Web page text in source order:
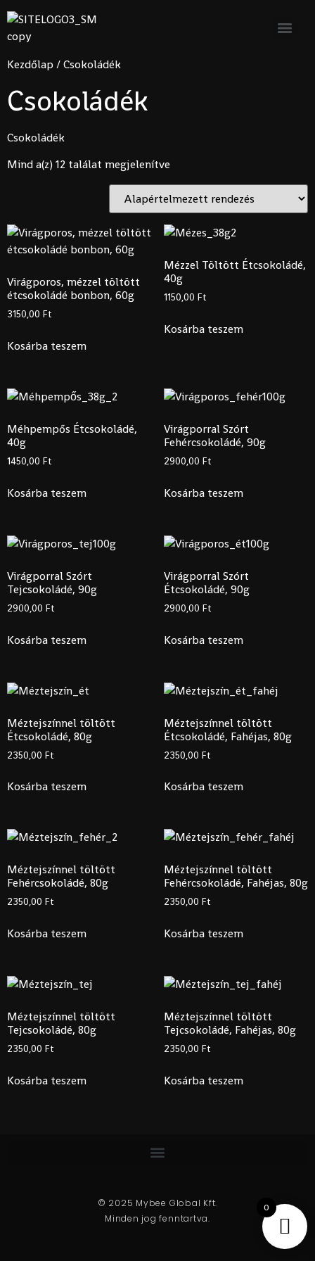
Kezdőlap / Csokoládék
Csokoládék
Csokoládék
Mind a(z) 12 találat megjelenítve
Virágporos, mézzel töltött
étcsokoládé bonbon, 60g
3150,00 Ft
Kosárba teszem
Mézzel Töltött Étcsokoládé,
40g
1150,00 Ft
Kosárba teszem
Méhpempős Étcsokoládé,
40g
1450,00 Ft
Kosárba teszem
Virágporral Szórt
Fehércsokoládé, 90g
2900,00 Ft
Kosárba teszem
Virágporral Szórt
Tejcsokoládé, 90g
2900,00 Ft
Kosárba teszem
Virágporral Szórt
Étcsokoládé, 90g
2900,00 Ft
Kosárba teszem
Méztejszínnel töltött
Étcsokoládé, 80g
2350,00 Ft
Kosárba teszem
Méztejszínnel töltött
Étcsokoládé, Fahéjas, 80g
2350,00 Ft
Kosárba teszem
Méztejszínnel töltött
Fehércsokoládé, 80g
2350,00 Ft
Kosárba teszem
Méztejszínnel töltött
Fehércsokoládé, Fahéjas, 80g
2350,00 Ft
Kosárba teszem
Méztejszínnel töltött
Tejcsokoládé, 80g
2350,00 Ft
Kosárba teszem
Méztejszínnel töltött
Tejcsokoládé, Fahéjas, 80g
2350,00 Ft
Kosárba teszem
© 2025 Mybee Global Kft.
Minden jog fenntartva.
Ingyenes szállítás 15.000 Forint
feletti rendelés esetén a
legközelebbi automatába vagy
csomagpontra.
Rendben!
0